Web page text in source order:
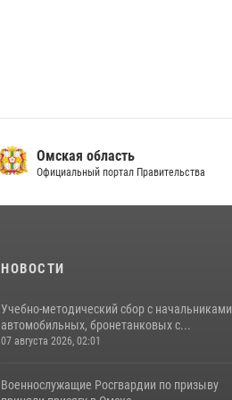
Омская область
Официальный портал Правительства
НОВОСТИ
Учебно-методический сбор с начальниками
автомобильных, бронетанковых с...
07 августа 2026, 02:01
Военнослужащие Росгвардии по призыву